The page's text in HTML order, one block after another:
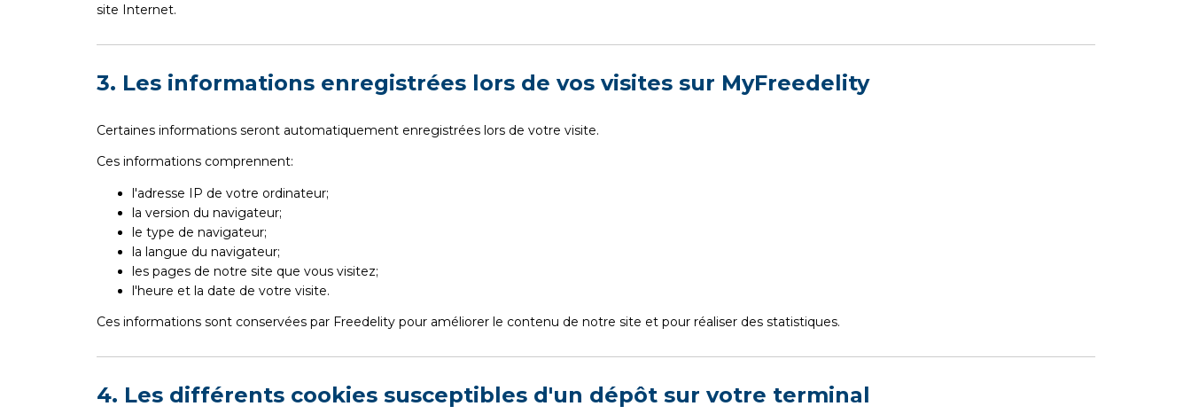
site Internet.
3. Les informations enregistrées lors de vos visites sur MyFreedelity
Certaines informations seront automatiquement enregistrées lors de votre visite.
Ces informations comprennent:
l'adresse IP de votre ordinateur;
la version du navigateur;
le type de navigateur;
la langue du navigateur;
les pages de notre site que vous visitez;
l'heure et la date de votre visite.
Ces informations sont conservées par Freedelity pour améliorer le contenu de notre site et pour réaliser des statistiques.
4. Les différents cookies susceptibles d'un dépôt sur votre terminal